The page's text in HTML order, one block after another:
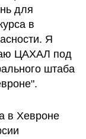
для
в
Я
ЦАХАЛ под
штаба
в Хевроне